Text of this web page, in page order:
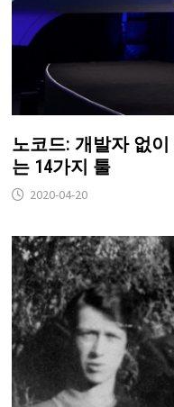
노코드: 개발자 없
는 14가지 툴
2020-04-20